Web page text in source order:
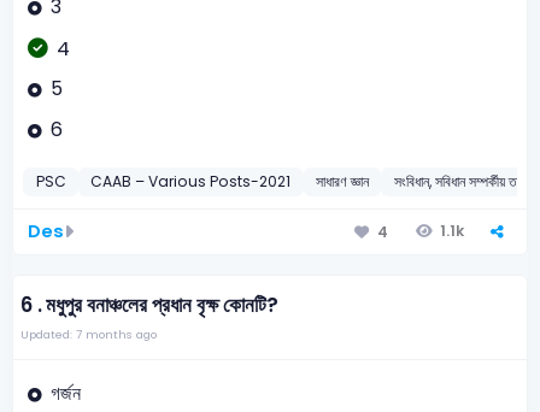
3
4
5
6
PSC CAAB – Various Posts-2021 সাধারণ জ্ঞান সংবিধান, সবিধান সম্পর্কীয় তথ্য
Des 4 1.1k
6 .মধুপুর বনাঞ্চলের প্রধান বৃক্ষ কোনটি?
Updated: 7 months ago
গর্জন